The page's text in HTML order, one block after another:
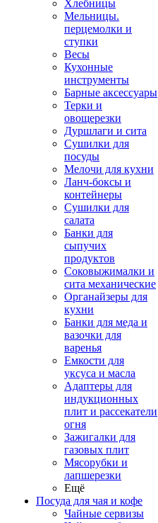
Хлебницы
Мельницы.
перцемолки и
ступки
Весы
Кухонные
инструменты
Барные аксессуары
Терки и
овощерезки
Дуршлаги и сита
Сушилки для
посуды
Мелочи для кухни
Ланч-боксы и
контейнеры
Сушилки для
салата
Банки для
сыпучих
продуктов
Соковыжималки и
сита механические
Органайзеры для
кухни
Банки для меда и
вазочки для
варенья
Емкости для
уксуса и масла
Адаптеры для
индукционных
плит и рассекатели
огня
Зажигалки для
газовых плит
Мясорубки и
лапшерезки
Ещё
Посуда для чая и кофе
Чайные сервизы